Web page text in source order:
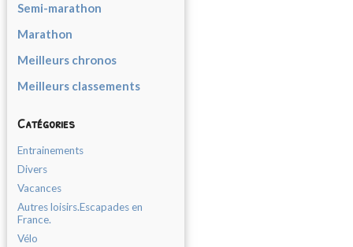
Semi-marathon
Marathon
Meilleurs chronos
Meilleurs classements
Catégories
Entrainements
Divers
Vacances
Autres loisirs.Escapades en
France.
Vélo